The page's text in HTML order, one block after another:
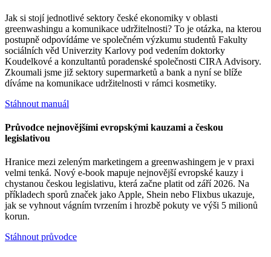
Jak si stojí jednotlivé sektory české ekonomiky v oblasti
greenwashingu a komunikace udržitelnosti? To je otázka, na kterou
postupně odpovídáme ve společném výzkumu studentů Fakulty
sociálních věd Univerzity Karlovy pod vedením doktorky
Koudelkové a konzultantů poradenské společnosti CIRA Advisory.
Zkoumali jsme již sektory supermarketů a bank a nyní se blíže
díváme na komunikace udržitelnosti v rámci kosmetiky.
Stáhnout manuál
Průvodce nejnovějšími evropskými kauzami a českou
legislativou
Hranice mezi zeleným marketingem a greenwashingem je v praxi
velmi tenká. Nový e-book mapuje nejnovější evropské kauzy i
chystanou českou legislativu, která začne platit od září 2026. Na
příkladech sporů značek jako Apple, Shein nebo Flixbus ukazuje,
jak se vyhnout vágním tvrzením i hrozbě pokuty ve výši 5 milionů
korun.
Stáhnout průvodce